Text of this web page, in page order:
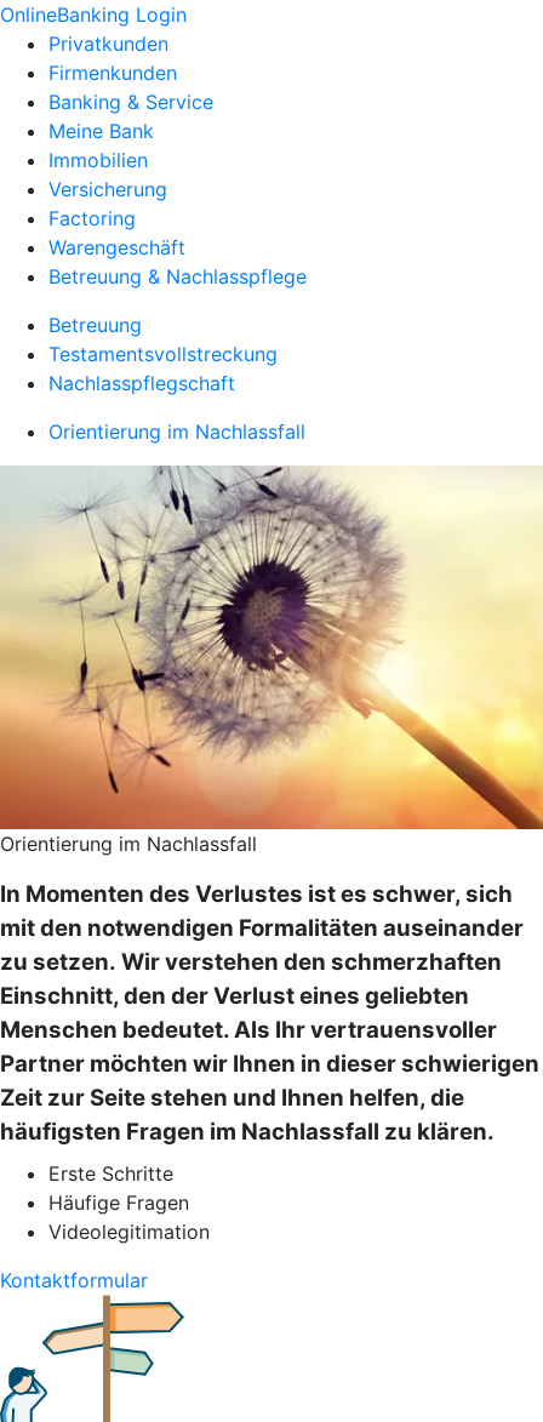
OnlineBanking Login
Privatkunden
Firmenkunden
Banking & Service
Meine Bank
Immobilien
Versicherung
Factoring
Warengeschäft
Betreuung & Nachlasspflege
Betreuung
Testamentsvollstreckung
Nachlasspflegschaft
Orientierung im Nachlassfall
Orientierung im Nachlassfall
In Momenten des Verlustes ist es schwer, sich
mit den notwendigen Formalitäten auseinander
zu setzen. Wir verstehen den schmerzhaften
Einschnitt, den der Verlust eines geliebten
Menschen bedeutet. Als Ihr vertrauensvoller
Partner möchten wir Ihnen in dieser schwierigen
Zeit zur Seite stehen und Ihnen helfen, die
häufigsten Fragen im Nachlassfall zu klären.
Erste Schritte
Häufige Fragen
Videolegitimation
Kontaktformular